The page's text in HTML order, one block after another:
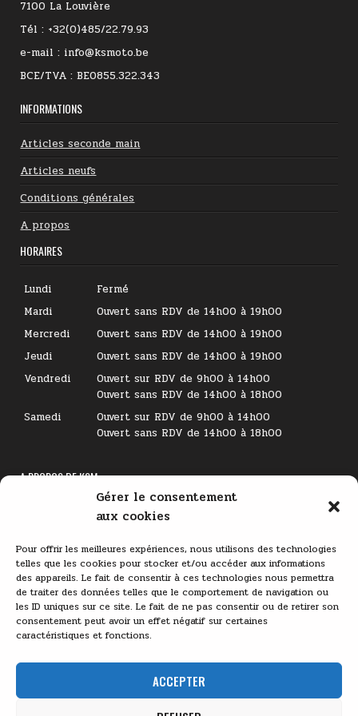
Gérer le consentement
aux cookies
Pour offrir les meilleures expériences, nous utilisons des technologies
telles que les cookies pour stocker et/ou accéder aux informations
des appareils. Le fait de consentir à ces technologies nous permettra
de traiter des données telles que le comportement de navigation ou
les ID uniques sur ce site. Le fait de ne pas consentir ou de retirer son
consentement peut avoir un effet négatif sur certaines
caractéristiques et fonctions.
ACCEPTER
7100 La Louvière
Tél : +32(0)485/22.79.93
e-mail : info@ksmoto.be
BCE/TVA : BE0855.322.343
INFORMATIONS
Articles seconde main
Articles neufs
Conditions générales
A propos
HORAIRES
Lundi
Fermé
Mardi
Ouvert sans RDV de 14h00 à 19h00
Mercredi
Ouvert sans RDV de 14h00 à 19h00
Jeudi
Ouvert sans RDV de 14h00 à 19h00
Vendredi
Ouvert sur RDV de 9h00 à 14h00
Ouvert sans RDV de 14h00 à 18h00
Samedi
Ouvert sur RDV de 9h00 à 14h00
Ouvert sans RDV de 14h00 à 18h00
A PROPOS DE KSM